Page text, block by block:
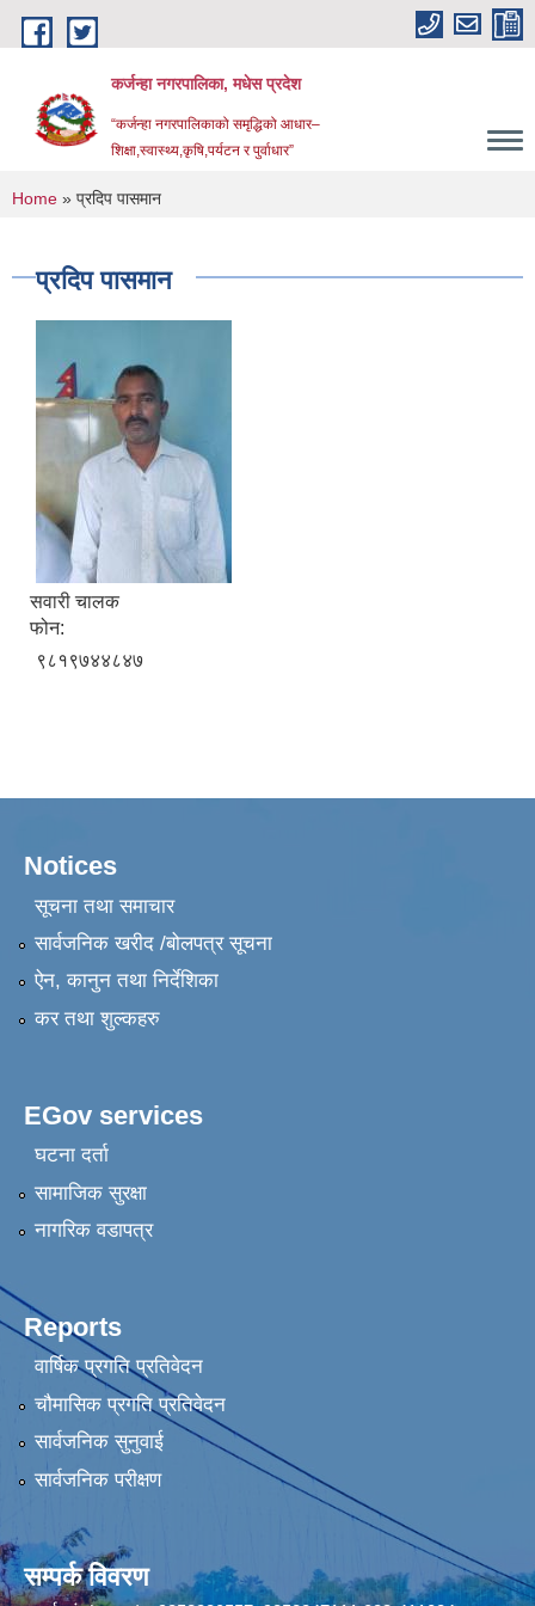
Skip to main content
कर्जन्हा नगरपालिका, मधेस प्रदेश
“कर्जन्हा नगरपालिकाको समृद्धिको आधार–
शिक्षा,स्वास्थ्य,कृषि,पर्यटन र पुर्वाधार”
You are here
Home » प्रदिप पासमान
प्रदिप पासमान
सवारी चालक
फोन:
९८१९७४४८४७
Notices
सूचना तथा समाचार
सार्वजनिक खरीद /बोलपत्र सूचना
ऐन, कानुन तथा निर्देशिका
कर तथा शुल्कहरु
EGov services
घटना दर्ता
सामाजिक सुरक्षा
नागरिक वडापत्र
Reports
वार्षिक प्रगति प्रतिवेदन
चौमासिक प्रगति प्रतिवेदन
सार्वजनिक सुनुवाई
सार्वजनिक परीक्षण
सम्पर्क विवरण